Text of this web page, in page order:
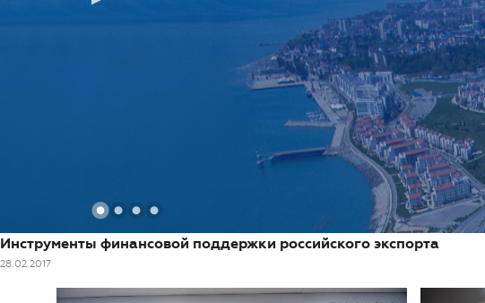
Вопрос – ответ
Инструменты финансовой поддержки российского экспорта
28.02.2017